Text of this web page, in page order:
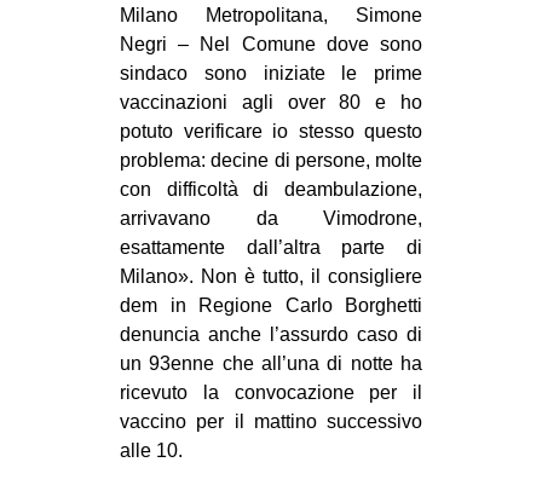
Milano Metropolitana, Simone
Negri – Nel Comune dove sono
sindaco sono iniziate le prime
vaccinazioni agli over 80 e ho
potuto verificare io stesso questo
problema: decine di persone, molte
con difficoltà di deambulazione,
arrivavano da Vimodrone,
esattamente dall’altra parte di
Milano». Non è tutto, il consigliere
dem in Regione Carlo Borghetti
denuncia anche l’assurdo caso di
un 93enne che all’una di notte ha
ricevuto la convocazione per il
vaccino per il mattino successivo
alle 10.